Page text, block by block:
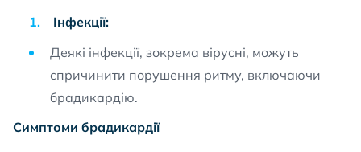
Інфекції:
Деякі інфекції, зокрема вірусні, можуть
спричинити порушення ритму, включаючи
брадикардію.
Симптоми брадикардії